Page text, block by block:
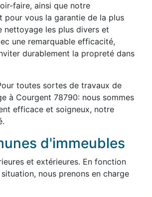
faire, ainsi que notre
pour vous la garantie de la plus
nettoyage les plus divers et
une remarquable efficacité,
durablement la propreté dans
toutes sortes de travaux de
à Courgent 78790: nous sommes
efficace et soigneux, notre
d'immeubles
et extérieures. En fonction
nous prenons en charge